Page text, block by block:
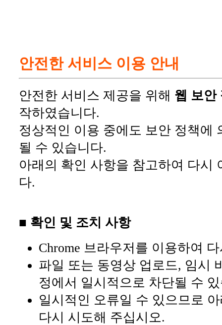
안전한 서비스 이용 안내
안전한 서비스 제공을 위해 웹 보안
작하였습니다.
정상적인 이용 중에도 보안 정책에
될 수 있습니다.
아래의 확인 사항을 참고하여 다시
다.
■ 확인 및 조치 사항
Chrome 브라우저를 이용하여
파일 또는 동영상 업로드, 임시
정에서 일시적으로 차단될 수
일시적인 오류일 수 있으므로
다시 시도해 주십시오.